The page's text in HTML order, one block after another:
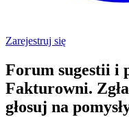
Zarejestruj się
Forum sugestii i
Fakturowni.
głosuj na